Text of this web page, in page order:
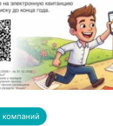
компаний